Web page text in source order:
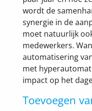
wordt de
synergie in de
moet natuurlijk
medewerkers.
automatisering
met
impact op het
Toevoegen